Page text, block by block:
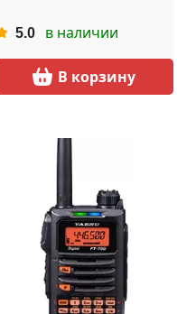
5.0 в наличии
В корзину